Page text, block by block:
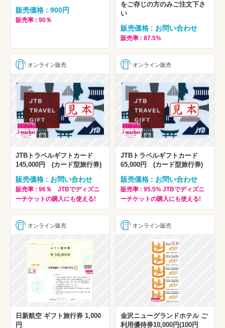
販売価格 : 900円
販売率 : 90％
をご存じの方のみご注文下さ
い
販売価格 : お問い合わせ
販売率 : 87.5%
オンライン販売
JTBトラベルギフトカード
145,000円 (カード型旅行券)
販売価格 : お問い合わせ
販売率 : 96％ JTBでディズニ
ーチケットの購入にも使える!
オンライン販売
JTBトラベルギフトカード
65,000円 (カード型旅行券)
販売価格 : お問い合わせ
販売率 : 95.5% JTBでディズニ
ーチケットの購入にも使える!
オンライン販売
日新航空 ギフト旅行券 1,000
円
オンライン販売
金沢ニューグランドホテル ご
利用優待券10,000円(100円